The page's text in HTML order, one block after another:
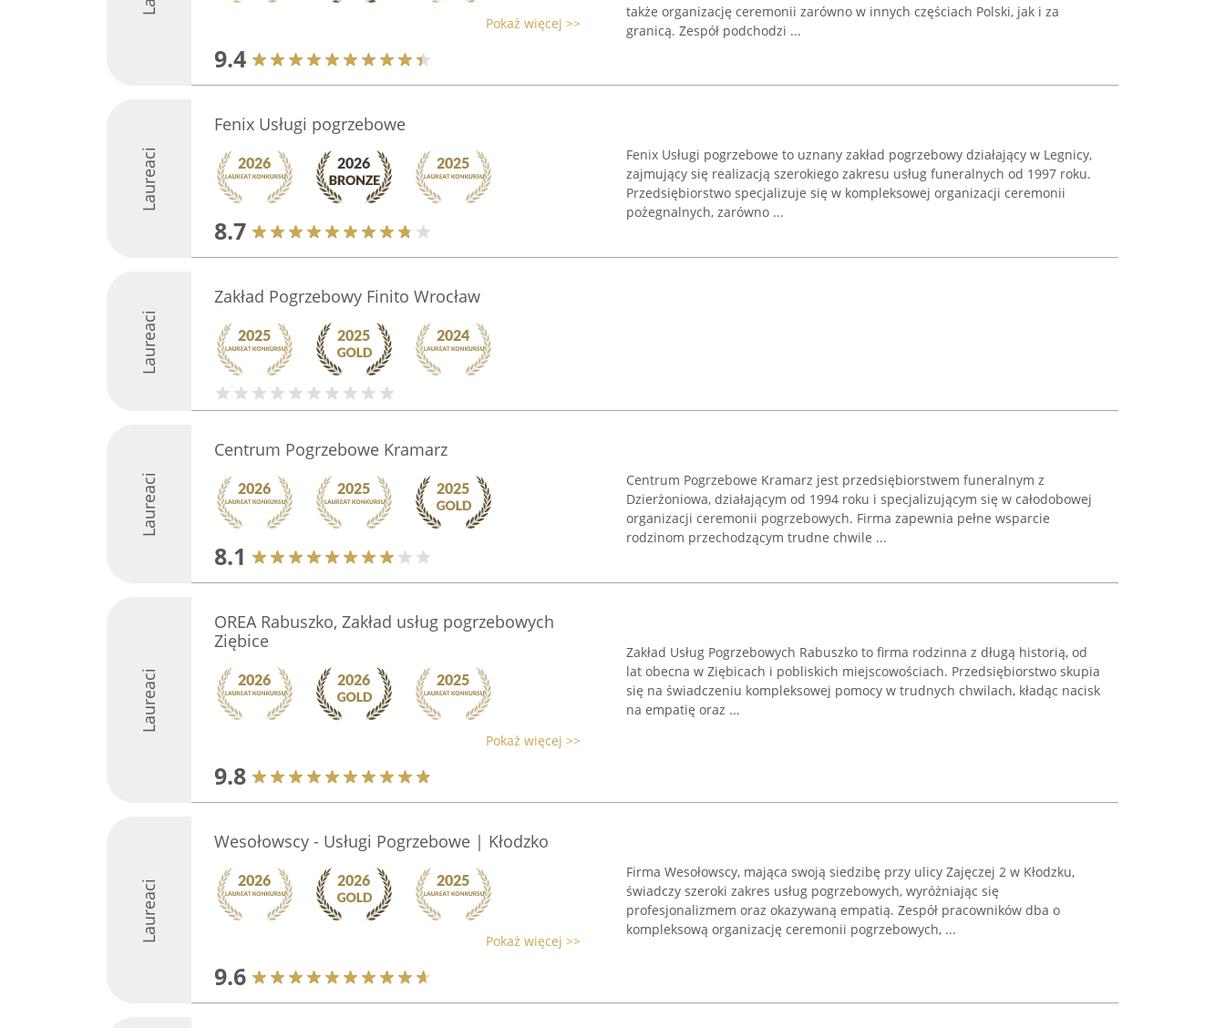
Pokaż więcej >>
9.4
także organizację ceremonii zarówno w innych częściach Polski, jak i za
granicą. Zespół podchodzi ...
Laureaci
Fenix Usługi pogrzebowe
8.7
Fenix Usługi pogrzebowe to uznany zakład pogrzebowy działający w Legnicy,
zajmujący się realizacją szerokiego zakresu usług funeralnych od 1997 roku.
Przedsiębiorstwo specjalizuje się w kompleksowej organizacji ceremonii
pożegnalnych, zarówno ...
Laureaci
Zakład Pogrzebowy Finito Wrocław
Laureaci
Centrum Pogrzebowe Kramarz
8.1
Centrum Pogrzebowe Kramarz jest przedsiębiorstwem funeralnym z
Dzierżoniowa, działającym od 1994 roku i specjalizującym się w całodobowej
organizacji ceremonii pogrzebowych. Firma zapewnia pełne wsparcie
rodzinom przechodzącym trudne chwile ...
Laureaci
OREA Rabuszko, Zakład usług pogrzebowych
Ziębice
Pokaż więcej >>
9.8
Zakład Usług Pogrzebowych Rabuszko to firma rodzinna z długą historią, od
lat obecna w Ziębicach i pobliskich miejscowościach. Przedsiębiorstwo skupia
się na świadczeniu kompleksowej pomocy w trudnych chwilach, kładąc nacisk
na empatię oraz ...
Laureaci
Wesołowscy - Usługi Pogrzebowe | Kłodzko
Pokaż więcej >>
9.6
Firma Wesołowscy, mająca swoją siedzibę przy ulicy Zajęczej 2 w Kłodzku,
świadczy szeroki zakres usług pogrzebowych, wyróżniając się
profesjonalizmem oraz okazywaną empatią. Zespół pracowników dba o
kompleksową organizację ceremonii pogrzebowych, ...